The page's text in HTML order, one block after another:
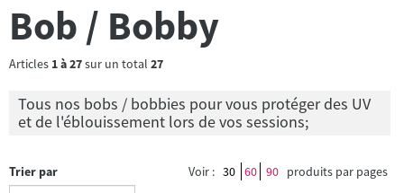
Bob / Bobby
Articles 1à27sur un total 27
Tous nos bobs / bobbies pour vous protéger des UV
et de l'éblouissement lors de vos sessions;
Trier par Voir : 30 60 90 produits par pages